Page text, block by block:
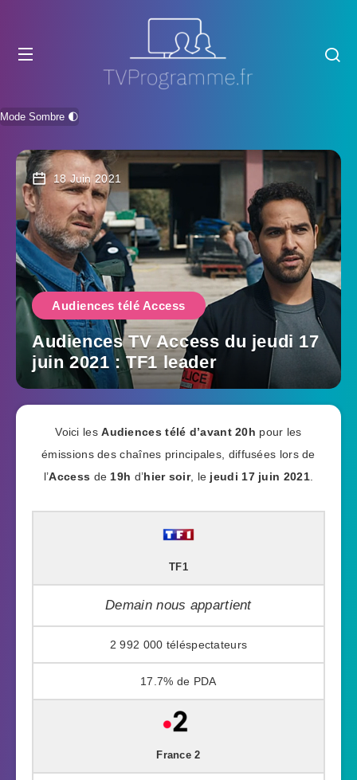
Mode Sombre 🌓
18 Juin 2021
Audiences télé Access
Audiences TV Access du jeudi 17
juin 2021 : TF1 leader
Voici lesAudiences télé d’avant 20h pour les
émissions des chaînes principales, diffusées lors de
l’Access de 19h d’hier soir, le jeudi 17 juin 2021.
TF1
Demain nous appartient
2 992 000
17.7%
France 2